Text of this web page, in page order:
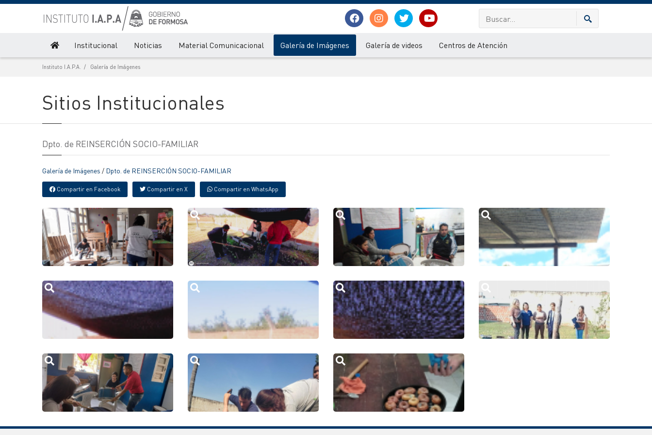
Institucional Noticias Material Comunicacional Galería de Imágenes Galería de videos Centros de Atención
Instituto I.A.P.A. Galería de Imágenes
Sitios Institucionales
Dpto. de REINSERCIÓN SOCIO-FAMILIAR
Galería de Imágenes / Dpto. de REINSERCIÓN SOCIO-FAMILIAR
Compartir en Facebook Compartir en X Compartir en WhatsApp